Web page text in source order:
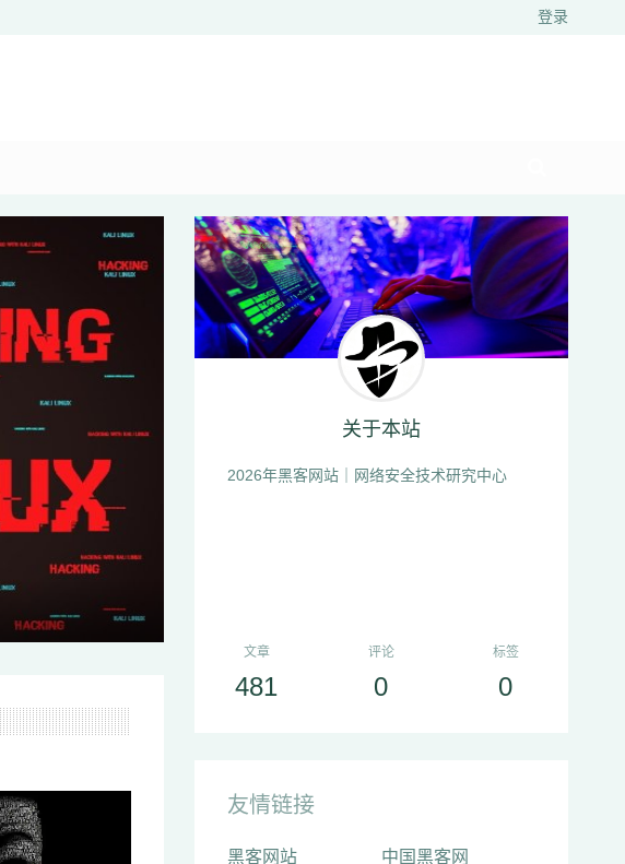
登录
关于本站
2026年黑客网站｜网络安全技术研究中心
文章
481
评论
0
标签
0
友情链接
黑客网站 中国黑客网